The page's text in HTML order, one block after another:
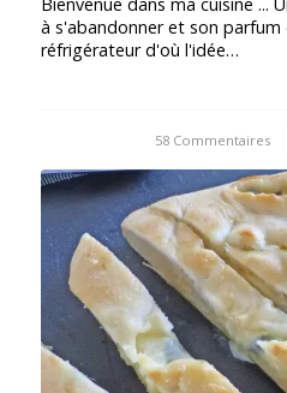
Bienvenue dans ma cuisine ...
à s'abandonner et son
réfrigérateur d'où l'idée…
58 Commentaires
/